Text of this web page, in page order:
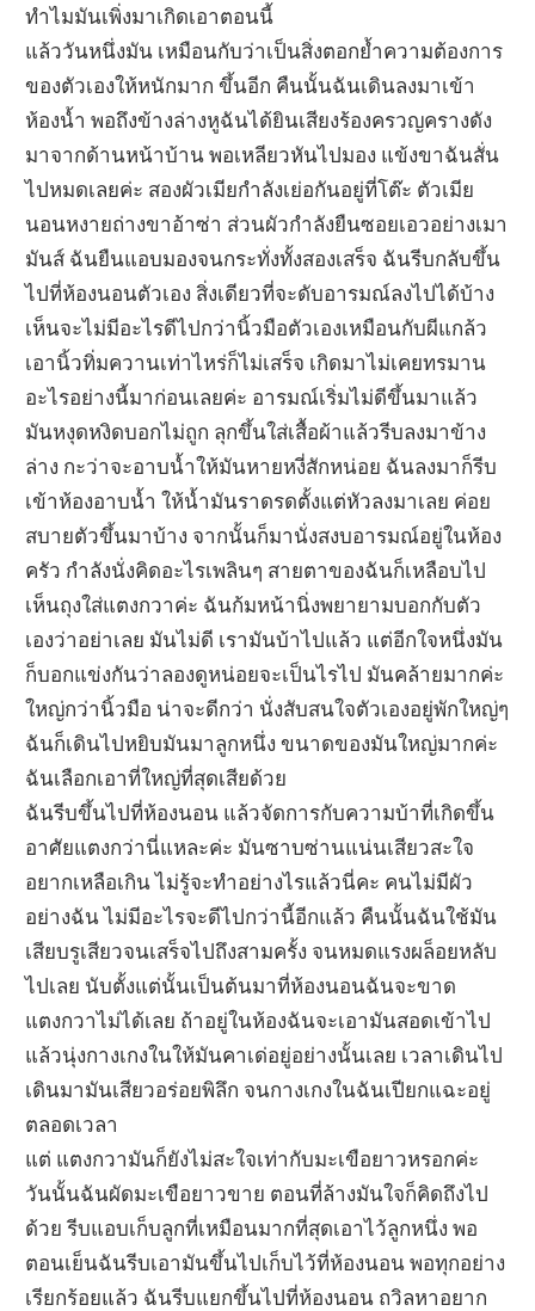
ทำไมมันเพิ่งมาเกิดเอาตอนนี้
แล้ววันหนึ่งมัน เหมือนกับว่าเป็นสิ่งตอกย้ำความต้องการ
ของตัวเองให้หนักมาก ขึ้นอีก คืนนั้นฉันเดินลงมาเข้า
ห้องน้ำ พอถึงข้างล่างหูฉันได้ยินเสียงร้องครวญครางดัง
มาจากด้านหน้าบ้าน พอเหลียวหันไปมอง แข้งขาฉันสั่น
ไปหมดเลยค่ะ สองผัวเมียกำลังเย่อกันอยู่ที่โต๊ะ ตัวเมีย
นอนหงายถ่างขาอ้าซ่า ส่วนผัวกำลังยืนซอยเอวอย่างเมา
มันส์ ฉันยืนแอบมองจนกระทั่งทั้งสองเสร็จ ฉันรีบกลับขึ้น
ไปที่ห้องนอนตัวเอง สิ่งเดียวที่จะดับอารมณ์ลงไปได้บ้าง
เห็นจะไม่มีอะไรดีไปกว่านิ้วมือตัวเองเหมือนกับผีแกล้ว
เอานิ้วทิ่มควานเท่าไหร่ก็ไม่เสร็จ เกิดมาไม่เคยทรมาน
อะไรอย่างนี้มาก่อนเลยค่ะ อารมณ์เริ่มไม่ดีขึ้นมาแล้ว
มันหงุดหงิดบอกไม่ถูก ลุกขึ้นใส่เสื้อผ้าแล้วรีบลงมาข้าง
ล่าง กะว่าจะอาบน้ำให้มันหายหงี่สักหน่อย ฉันลงมาก็รีบ
เข้าห้องอาบน้ำ ให้น้ำมันราดรดตั้งแต่หัวลงมาเลย ค่อย
สบายตัวขึ้นมาบ้าง จากนั้นก็มานั่งสงบอารมณ์อยู่ในห้อง
ครัว กำลังนั่งคิดอะไรเพลินๆ สายตาของฉันก็เหลือบไป
เห็นถุงใส่แตงกวาค่ะ ฉันก้มหน้านิ่งพยายามบอกกับตัว
เองว่าอย่าเลย มันไม่ดี เรามันบ้าไปแล้ว แต่อีกใจหนึ่งมัน
ก็บอกแข่งกันว่าลองดูหน่อยจะเป็นไรไป มันคล้ายมากค่ะ
ใหญ่กว่านิ้วมือ น่าจะดีกว่า นั่งสับสนใจตัวเองอยู่พักใหญ่ๆ
ฉันก็เดินไปหยิบมันมาลูกหนึ่ง ขนาดของมันใหญ่มากค่ะ
ฉันเลือกเอาที่ใหญ่ที่สุดเสียด้วย
ฉันรีบขึ้นไปที่ห้องนอน แล้วจัดการกับความบ้าที่เกิดขึ้น
อาศัยแตงกว่านี่แหละค่ะ มันซาบซ่านแน่นเสียวสะใจ
อยากเหลือเกิน ไม่รู้จะทำอย่างไรแล้วนี่คะ คนไม่มีผัว
อย่างฉัน ไม่มีอะไรจะดีไปกว่านี้อีกแล้ว คืนนั้นฉันใช้มัน
เสียบรูเสียวจนเสร็จไปถึงสามครั้ง จนหมดแรงผล็อยหลับ
ไปเลย นับตั้งแต่นั้นเป็นต้นมาที่ห้องนอนฉันจะขาด
แตงกวาไม่ได้เลย ถ้าอยู่ในห้องฉันจะเอามันสอดเข้าไป
แล้วนุ่งกางเกงในให้มันคาเด่อยู่อย่างนั้นเลย เวลาเดินไป
เดินมามันเสียวอร่อยพิลึก จนกางเกงในฉันเปียกแฉะอยู่
ตลอดเวลา
แต่ แตงกวามันก็ยังไม่สะใจเท่ากับมะเขือยาวหรอกค่ะ
วันนั้นฉันผัดมะเขือยาวขาย ตอนที่ล้างมันใจก็คิดถึงไป
ด้วย รีบแอบเก็บลูกที่เหมือนมากที่สุดเอาไว้ลูกหนึ่ง พอ
ตอนเย็นฉันรีบเอามันขึ้นไปเก็บไว้ที่ห้องนอน พอทุกอย่าง
เรียกร้อยแล้ว ฉันรีบแยกขึ้นไปที่ห้องนอน ถวิลหาอยาก